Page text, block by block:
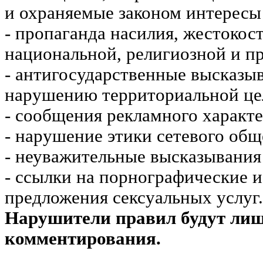
и охраняемые законом
- пропаганда насилия,
национальной, религиозной и
- антигосударственные
нарушению территориальной
- сообщения рекламного
- нарушение этики сетевого
- неуважительные
- ссылки на порнографические
предложения сексуальных услуг.
Нарушители правил будут
комментирования.